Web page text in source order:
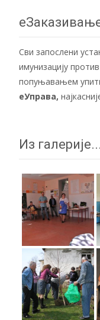
Сви запослени
имунизацију
попуњавањем
еУправа,
Из галерије...